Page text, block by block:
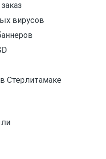
вирусов
Стерлитамаке